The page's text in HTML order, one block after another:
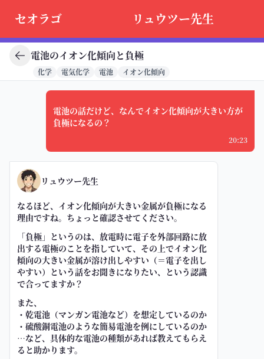
セオラゴ リュウツー先生
電池のイオン化傾向と負極
化学 電気化学 電池 イオン化傾向
電池の話だけど、なんでイオン化傾向が大きい方が
負極になるの？
20:23
リュウツー先生
なるほど、イオン化傾向が大きい金属が負極になる
理由ですね。ちょっと確認させてください。
「負極」というのは、放電時に電子を外部回路に放
出する電極のことを指していて、その上でイオン化
傾向の大きい金属が溶け出しやすい（＝電子を出し
やすい）という話をお聞きになりたい、という認識
で合ってますか？
また、
・乾電池（マンガン電池など）を想定しているのか
・硫酸銅電池のような簡易電池を例にしているのか
…など、具体的な電池の種類があれば教えてもらえ
ると助かります。